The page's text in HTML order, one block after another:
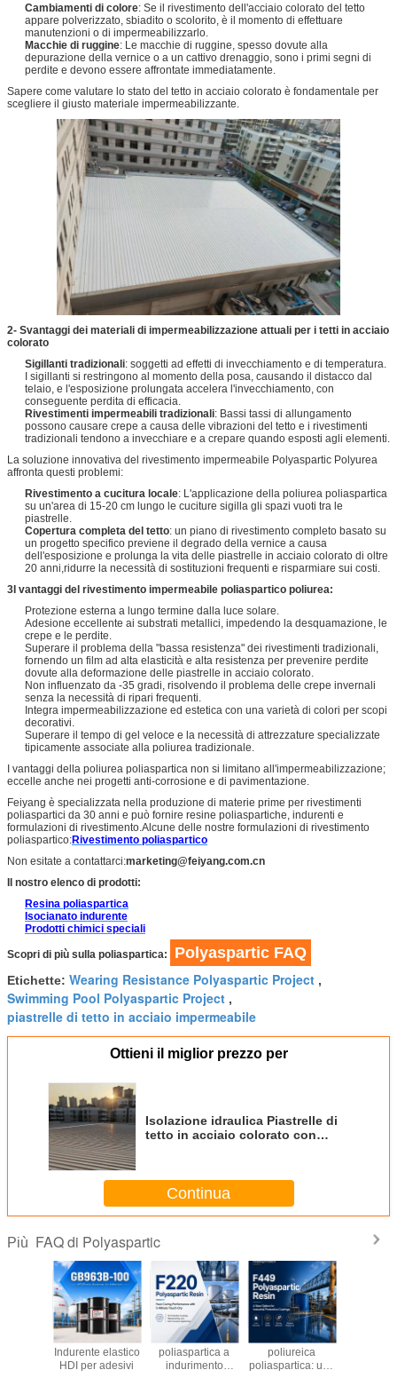
Cambiamenti di colore: Se il rivestimento dell'acciaio colorato del tetto
appare polverizzato, sbiadito o scolorito, è il momento di effettuare
manutenzioni o di impermeabilizzarlo.
Macchie di ruggine: Le macchie di ruggine, spesso dovute alla
depurazione della vernice o a un cattivo drenaggio, sono i primi segni di
perdite e devono essere affrontate immediatamente.
Sapere come valutare lo stato del tetto in acciaio colorato è fondamentale per
scegliere il giusto materiale impermeabilizzante.
2- Svantaggi dei materiali di impermeabilizzazione attuali per i tetti in acciaio
colorato
Sigillanti tradizionali: soggetti ad effetti di invecchiamento e di temperatura.
I sigillanti si restringono al momento della posa, causando il distacco dal
telaio, e l'esposizione prolungata accelera l'invecchiamento, con
conseguente perdita di efficacia.
Rivestimenti impermeabili tradizionali: Bassi tassi di allungamento
possono causare crepe a causa delle vibrazioni del tetto e i rivestimenti
tradizionali tendono a invecchiare e a crepare quando esposti agli elementi.
La soluzione innovativa del rivestimento impermeabile Polyaspartic Polyurea
affronta questi problemi:
Rivestimento a cucitura locale: L'applicazione della poliurea poliaspartica
su un'area di 15-20 cm lungo le cuciture sigilla gli spazi vuoti tra le
piastrelle.
Copertura completa del tetto: un piano di rivestimento completo basato su
un progetto specifico previene il degrado della vernice a causa
dell'esposizione e prolunga la vita delle piastrelle in acciaio colorato di oltre
20 anni,ridurre la necessità di sostituzioni frequenti e risparmiare sui costi.
3I vantaggi del rivestimento impermeabile poliaspartico poliurea:
Protezione esterna a lungo termine dalla luce solare.
Adesione eccellente ai substrati metallici, impedendo la desquamazione, le
crepe e le perdite.
Superare il problema della "bassa resistenza" dei rivestimenti tradizionali,
fornendo un film ad alta elasticità e alta resistenza per prevenire perdite
dovute alla deformazione delle piastrelle in acciaio colorato.
Non influenzato da -35 gradi, risolvendo il problema delle crepe invernali
senza la necessità di ripari frequenti.
Integra impermeabilizzazione ed estetica con una varietà di colori per scopi
decorativi.
Superare il tempo di gel veloce e la necessità di attrezzature specializzate
tipicamente associate alla poliurea tradizionale.
I vantaggi della poliurea poliaspartica non si limitano all'impermeabilizzazione;
eccelle anche nei progetti anti-corrosione e di pavimentazione.
Feiyang è specializzata nella produzione di materie prime per rivestimenti
poliaspartici da 30 anni e può fornire resine poliaspartiche, indurenti e
formulazioni di rivestimento.Alcune delle nostre formulazioni di rivestimento
poliaspartico:Rivestimento poliaspartico
Non esitate a contattarci:marketing@feiyang.com.cn
Il nostro elenco di prodotti:
Resina poliaspartica
Isocianato indurente
Prodotti chimici speciali
Scopri di più sulla poliaspartica: Polyaspartic FAQ
Etichette: Wearing Resistance Polyaspartic Project ,
Swimming Pool Polyaspartic Project ,
piastrelle di tetto in acciaio impermeabile
Ottieni il miglior prezzo per
Isolazione idraulica Piastrelle di
tetto in acciaio colorato con
Continua
Più FAQ di Polyaspartic
Indurente elastico
HDI per adesivi
F220: una resina
poliaspartica a
indurimento
F449 Resina
poliureica
poliaspartica: una